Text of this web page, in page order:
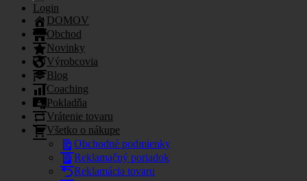
Login
DOMOV
Obchod
Novinky
Výrobcovia
Blog
Coaching
Pokladňa
Vrátenie tovaru
Všetko o nákupe
Obchodné podmienky
Reklamačný poriadok
Reklamácia tovaru